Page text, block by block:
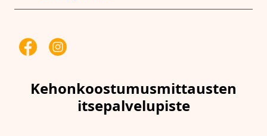
Kehonkoostumusmittausten
itsepalvelupiste